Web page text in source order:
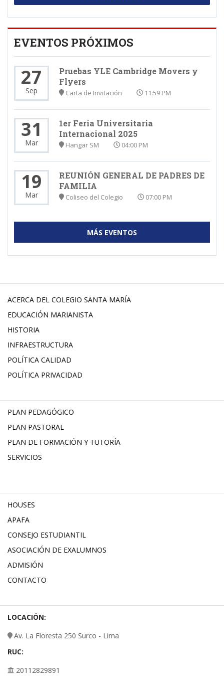
EVENTOS PRÓXIMOS
27
Sep
Pruebas YLE Cambridge Movers y
Flyers
Carta de Invitación 11:59 PM
31
Mar
1er Feria Universitaria
Internacional 2025
Hangar SM 04:00 PM
19
Mar
REUNIÓN GENERAL DE PADRES DE
FAMILIA
Coliseo del Colegio 07:00 PM
MÁS EVENTOS
ACERCA DEL COLEGIO SANTA MARÍA
EDUCACIÓN MARIANISTA
HISTORIA
INFRAESTRUCTURA
POLÍTICA CALIDAD
POLÍTICA PRIVACIDAD
PLAN PEDAGÓGICO
PLAN PASTORAL
PLAN DE FORMACIÓN Y TUTORÍA
SERVICIOS
HOUSES
APAFA
CONSEJO ESTUDIANTIL
ASOCIACIÓN DE EXALUMNOS
ADMISIÓN
CONTACTO
LOCACIÓN:
Av. La Floresta 250 Surco - Lima
RUC:
20112829891